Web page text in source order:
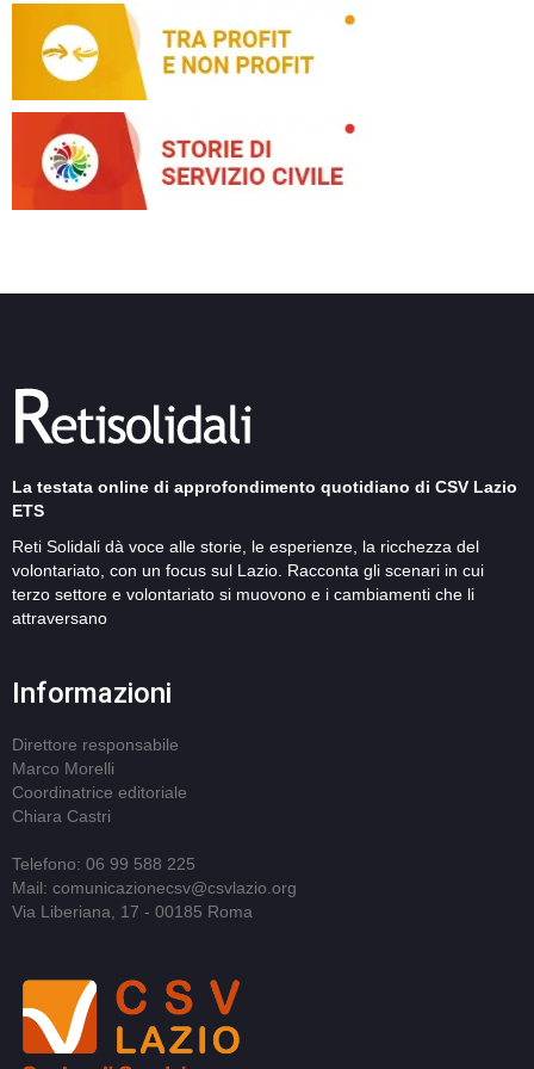
La testata online di approfondimento quotidiano di CSV Lazio
ETS
Reti Solidali dà voce alle storie, le esperienze, la ricchezza del
volontariato, con un focus sul Lazio. Racconta gli scenari in cui
terzo settore e volontariato si muovono e i cambiamenti che li
attraversano
Informazioni
Direttore responsabile
Marco Morelli
Coordinatrice editoriale
Chiara Castri
Telefono: 06 99 588 225
Mail: comunicazionecsv@csvlazio.org
Via Liberiana, 17 - 00185 Roma